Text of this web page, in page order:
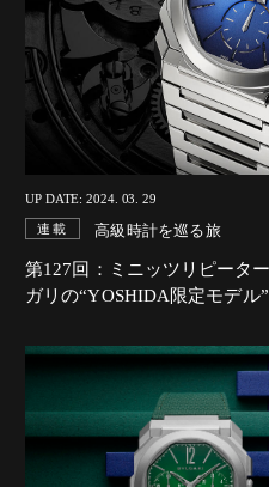
UP DATE: 2024. 03. 29
連載 高級時計を巡る旅
第127回：ミニッツリピータ
ガリの“YOSHIDA限定モデル”